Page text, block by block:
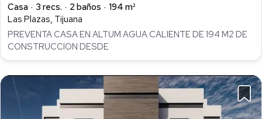
Casa
3 recs. 2 baños
194 m²
Las Plazas, Tijuana
PREVENTA CASA EN ALTUM AGUA CALIENTE DE 194 M2 DE
CONSTRUCCION DESDE